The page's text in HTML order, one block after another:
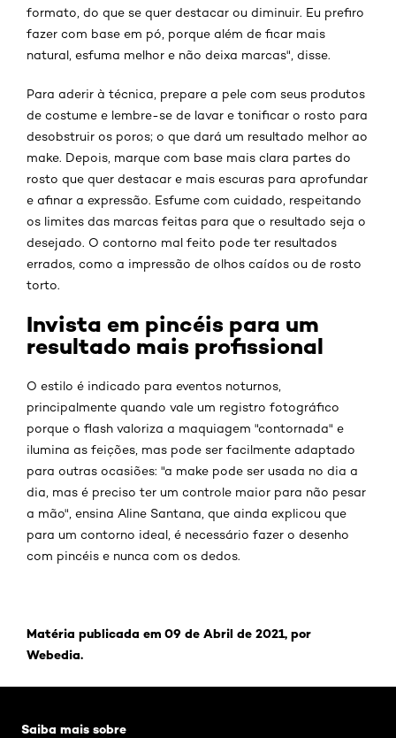
formato, do que se quer destacar ou diminuir. Eu prefiro
fazer com base em pó, porque além de ficar mais
natural, esfuma melhor e não deixa marcas", disse.
Para aderir à técnica, prepare a pele com seus produtos
de costume e lembre-se de lavar e tonificar o rosto para
desobstruir os poros; o que dará um resultado melhor ao
make. Depois, marque com base mais clara partes do
rosto que quer destacar e mais escuras para aprofundar
e afinar a expressão. Esfume com cuidado, respeitando
os limites das marcas feitas para que o resultado seja o
desejado. O contorno mal feito pode ter resultados
errados, como a impressão de olhos caídos ou de rosto
torto.
Invista em pincéis para um
resultado mais profissional
O estilo é indicado para eventos noturnos,
principalmente quando vale um registro fotográfico
porque o flash valoriza a maquiagem "contornada" e
ilumina as feições, mas pode ser facilmente adaptado
para outras ocasiões: "a make pode ser usada no dia a
dia, mas é preciso ter um controle maior para não pesar
a mão", ensina Aline Santana, que ainda explicou que
para um contorno ideal, é necessário fazer o desenho
com pincéis e nunca com os dedos.
Matéria publicada em 09 de Abril de 2021, por
Webedia.
Saiba mais sobre